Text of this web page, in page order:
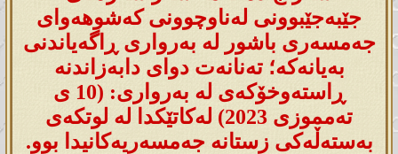
جێبەجێبوونی لەناوچوونی کەشوهەوای
جەمسەری باشور لە بەرواری ڕاگەیاندنی
بەیانەکە؛ تەنانەت دوای دابەزاندنە
ڕاستەوخۆکەی لە بەرواری: (10 ی
تەمموزی 2023) لەکاتێکدا لە لوتکەی
بەستەڵەکی زستانە جەمسەریەکانیدا بوو.